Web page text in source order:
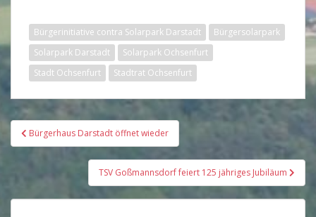
Bürgerinitiative contra Solarpark Darstadt
Bürgersolarpark
Solarpark Darstadt
Solarpark Ochsenfurt
Stadt Ochsenfurt
Stadtrat Ochsenfurt
Beitragsnavigation
Bürgerhaus Darstadt öffnet wieder
TSV Goßmannsdorf feiert 125 jähriges Jubiläum